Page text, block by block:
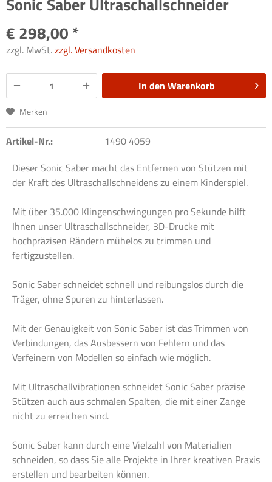
€ 298,00 *
zzgl. MwSt.zzgl. Versandkosten
In den Warenkorb
Merken
Artikel-Nr.:
1490 4059
Dieser Sonic Saber macht das Entfernen von Stützen mit
der Kraft des Ultraschallschneidens zu einem Kinderspiel.
Mit über 35.000 Klingenschwingungen pro Sekunde hilft
Ihnen unser Ultraschallschneider, 3D-Drucke mit
hochpräzisen Rändern mühelos zu trimmen und
fertigzustellen.
Sonic Saber schneidet schnell und reibungslos durch die
Träger, ohne Spuren zu hinterlassen.
Mit der Genauigkeit von Sonic Saber ist das Trimmen von
Verbindungen, das Ausbessern von Fehlern und das
Verfeinern von Modellen so einfach wie möglich.
Mit Ultraschallvibrationen schneidet Sonic Saber präzise
Stützen auch aus schmalen Spalten, die mit einer Zange
nicht zu erreichen sind.
Sonic Saber kann durch eine Vielzahl von Materialien
schneiden, so dass Sie alle Projekte in Ihrer kreativen Praxis
erstellen und bearbeiten können.